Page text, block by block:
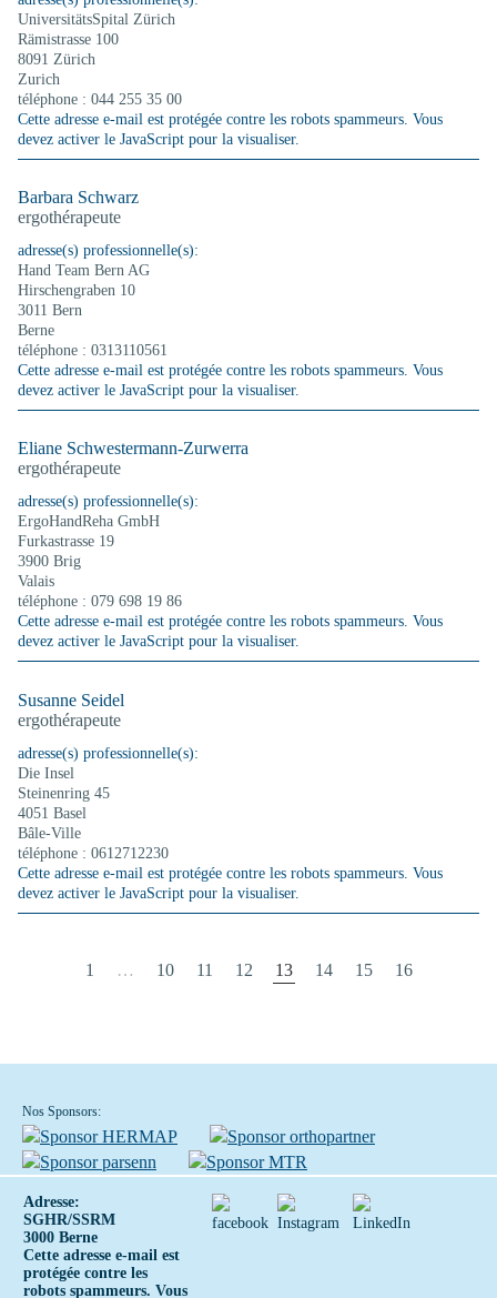
UniversitätsSpital Zürich
Rämistrasse 100
8091 Zürich
Zurich
téléphone : 044 255 35 00
Cette adresse e-mail est protégée contre les robots spammeurs. Vous
devez activer le JavaScript pour la visualiser.
Barbara Schwarz
ergothérapeute
adresse(s) professionnelle(s):
Hand Team Bern AG
Hirschengraben 10
3011 Bern
Berne
téléphone : 0313110561
Cette adresse e-mail est protégée contre les robots spammeurs. Vous
devez activer le JavaScript pour la visualiser.
Eliane Schwestermann-Zurwerra
ergothérapeute
adresse(s) professionnelle(s):
ErgoHandReha GmbH
Furkastrasse 19
3900 Brig
Valais
téléphone : 079 698 19 86
Cette adresse e-mail est protégée contre les robots spammeurs. Vous
devez activer le JavaScript pour la visualiser.
Susanne Seidel
ergothérapeute
adresse(s) professionnelle(s):
Die Insel
Steinenring 45
4051 Basel
Bâle-Ville
téléphone : 0612712230
Cette adresse e-mail est protégée contre les robots spammeurs. Vous
devez activer le JavaScript pour la visualiser.
1 … 10 11 12 13 14 15 16
Nos Sponsors:
Adresse:
SGHR/SSRM
3000 Berne
Cette adresse e-mail est
protégée contre les
robots spammeurs. Vous